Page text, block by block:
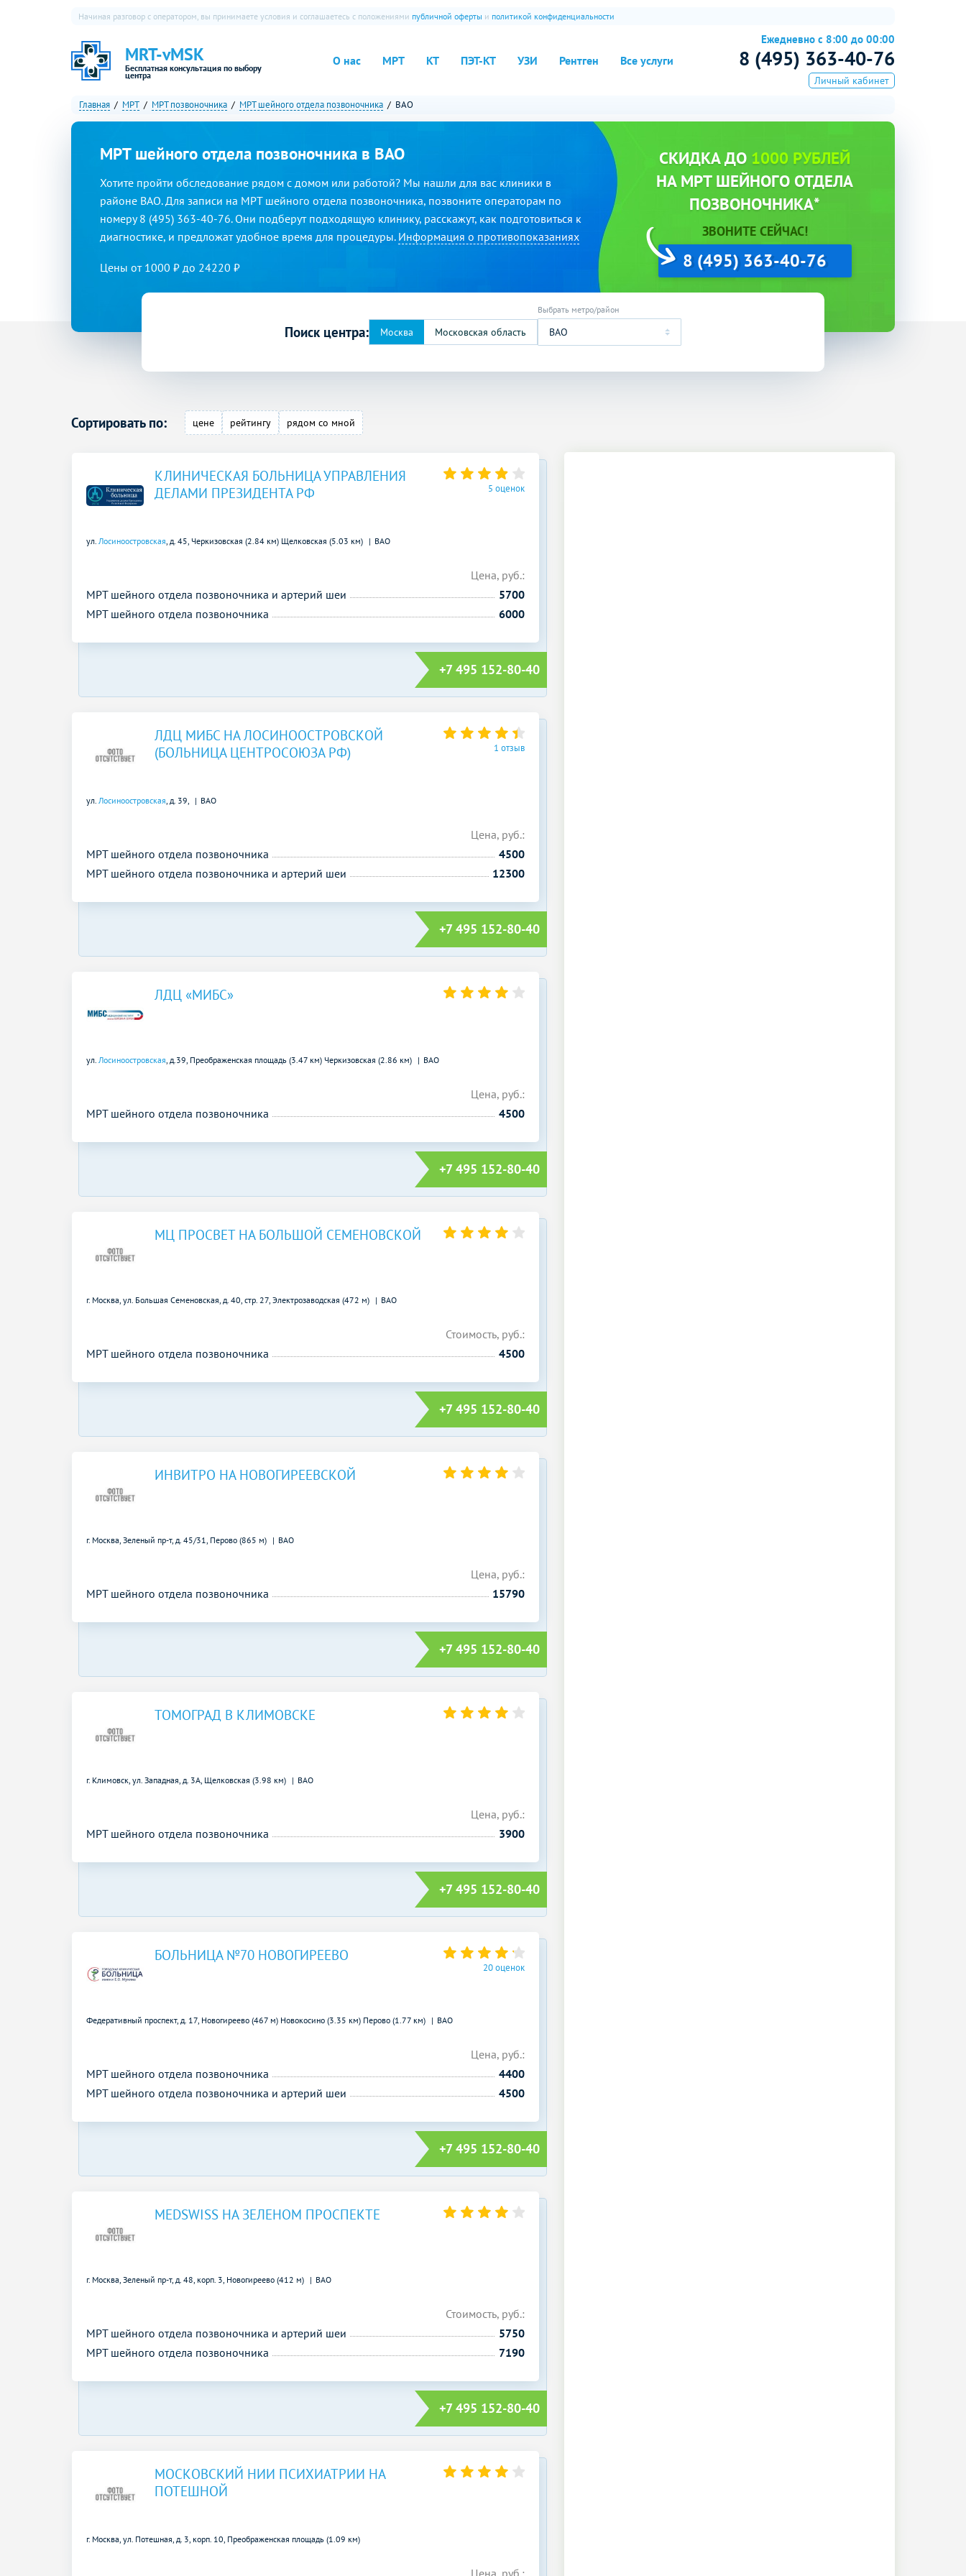
MRT-vMSK
Бесплатная консультация по выбору
центра
О нас МРТ КТ ПЭТ-КТ УЗИ Рентген Все услуги
Начиная разговор с оператором, вы принимаете условия и соглашаетесь с положениями публичной оферты и политикой конфиденциальности
Ежедневно с 8:00 до 00:00
8 (495) 363-40-76
Личный кабинет
Главная МРТ МРТ позвоночника МРТ шейного отдела позвоночника ВАО
МРТ шейного отдела позвоночника в ВАО
Хотите пройти обследование рядом с домом или работой? Мы нашли для вас клиники в
районе ВАО. Для записи на МРТ шейного отдела позвоночника, позвоните операторам по
номеру 8 (495) 363-40-76. Они подберут подходящую клинику, расскажут, как подготовиться к
диагностике, и предложат удобное время для процедуры. Информация о противопоказаниях
Цены от 1000 ₽ до 24220 ₽
СКИДКА ДО 1000 РУБЛЕЙ
НА МРТ ШЕЙНОГО ОТДЕЛА
ПОЗВОНОЧНИКА*
ЗВОНИТЕ СЕЙЧАС!
8 (495) 363-40-76
Поиск центра: ВАО
Сортировать по: цене рейтингу рядом со мной
КЛИНИЧЕСКАЯ БОЛЬНИЦА УПРАВЛЕНИЯ
ДЕЛАМИ ПРЕЗИДЕНТА РФ
5 оценок
ул. Лосиноостровская , д. 45, Черкизовская (2.84 км) Щелковская (5.03 км) ВАО
Цена, руб.:
МРТ шейного отдела позвоночника и артерий шеи
5700
МРТ шейного отдела позвоночника
6000
+7 495 152-80-40
ЛДЦ МИБС НА ЛОСИНООСТРОВСКОЙ
(БОЛЬНИЦА ЦЕНТРОСОЮЗА РФ)
1 отзыв
ул. Лосиноостровская , д. 39, ВАО
Цена, руб.:
МРТ шейного отдела позвоночника
4500
МРТ шейного отдела позвоночника и артерий шеи
12300
+7 495 152-80-40
ЛДЦ «МИБС»
ул. Лосиноостровская , д.39, Преображенская площадь (3.47 км) Черкизовская (2.86 км) ВАО
Цена, руб.:
МРТ шейного отдела позвоночника
4500
+7 495 152-80-40
МЦ ПРОСВЕТ НА БОЛЬШОЙ СЕМЕНОВСКОЙ
г. Москва, ул. Большая Семеновская, д. 40, стр. 27, Электрозаводская (472 м) ВАО
Стоимость, руб.:
МРТ шейного отдела позвоночника
4500
+7 495 152-80-40
ИНВИТРО НА НОВОГИРЕЕВСКОЙ
г. Москва, Зеленый пр-т, д. 45/31, Перово (865 м) ВАО
Цена, руб.:
МРТ шейного отдела позвоночника
15790
+7 495 152-80-40
ТОМОГРАД В КЛИМОВСКЕ
г. Климовск, ул. Западная, д. 3А, Щелковская (3.98 км) ВАО
Цена, руб.:
МРТ шейного отдела позвоночника
3900
+7 495 152-80-40
БОЛЬНИЦА №70 НОВОГИРЕЕВО
20 оценок
Федеративный проспект, д. 17, Новогиреево (467 м) Новокосино (3.35 км) Перово (1.77 км) ВАО
Цена, руб.:
МРТ шейного отдела позвоночника
4400
МРТ шейного отдела позвоночника и артерий шеи
4500
+7 495 152-80-40
MEDSWISS НА ЗЕЛЕНОМ ПРОСПЕКТЕ
г. Москва, Зеленый пр-т, д. 48, корп. 3, Новогиреево (412 м) ВАО
Стоимость, руб.:
МРТ шейного отдела позвоночника и артерий шеи
5750
МРТ шейного отдела позвоночника
7190
+7 495 152-80-40
МОСКОВСКИЙ НИИ ПСИХИАТРИИ НА
ПОТЕШНОЙ
г. Москва, ул. Потешная, д. 3, корп. 10, Преображенская площадь (1.09 км)
Цена, руб.: